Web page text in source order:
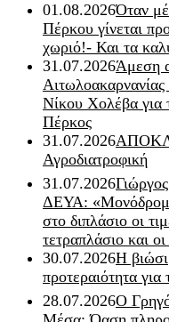
01.08.2026Όταν
Πέρκου γίνεται
χωριό!- Και τα
31.07.2026Άμεση
Νίκου Χολέβα για
Πέρκος
31.07.2026
Αγροδιατροφική
31.07.2026
ΔΕΥΑ:
στο διπλάσιο οι
τετραπλάσιο και
30.07.2026Η
προτεραιότητα
28.07.2026Ο